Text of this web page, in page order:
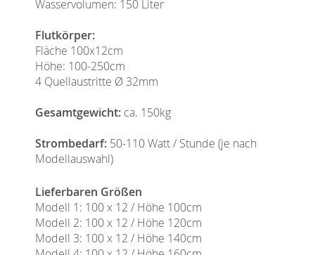
Wasservolumen: 150 Liter
Flutkörper:
Fläche 100x12cm
Höhe: 100-250cm
4 Quellaustritte Ø 32mm
Gesamtgewicht: ca. 150kg
Strombedarf: 50-110 Watt / Stunde (je nach
Modellauswahl)
Lieferbaren Größen
Modell 1: 100 x 12 / Höhe 100cm
Modell 2: 100 x 12 / Höhe 120cm
Modell 3: 100 x 12 / Höhe 140cm